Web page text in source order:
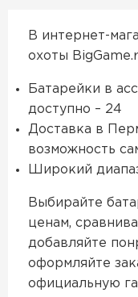
В интернет-
охоты
Батарейки в
доступно – 24
Доставка в
возможность
Широкий
Выбирайте
ценам,
добавляйте
оформляйте
официальную